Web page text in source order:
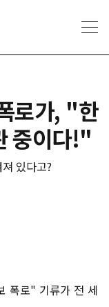
로가, "한
중이다!"
있다고?
폭로" 기류가 전 세